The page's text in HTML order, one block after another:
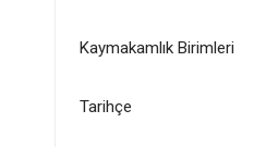
Kaymakamlık Birimleri
Tarihçe